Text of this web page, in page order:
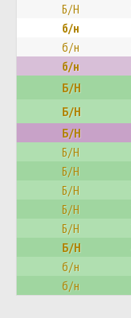
Б/Н
б/н
б/н
б/н
Б/Н
Б/Н
Б/Н
Б/Н
Б/Н
Б/Н
Б/Н
Б/Н
Б/Н
б/н
б/н